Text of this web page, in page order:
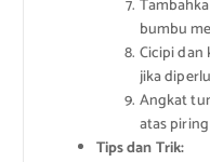
bumbu
Cicipi dan
jika
Angkat
atas
Tips dan Trik: